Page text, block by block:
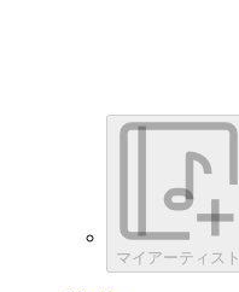
マイアーティスト